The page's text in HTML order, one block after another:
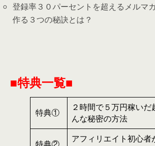
登録率３０パーセントを超えるメルマ
作る３つの秘訣とは？
■特典一覧■
特典①
２時間で５万円稼いだ
んな秘密の
アフィリエイト初心者